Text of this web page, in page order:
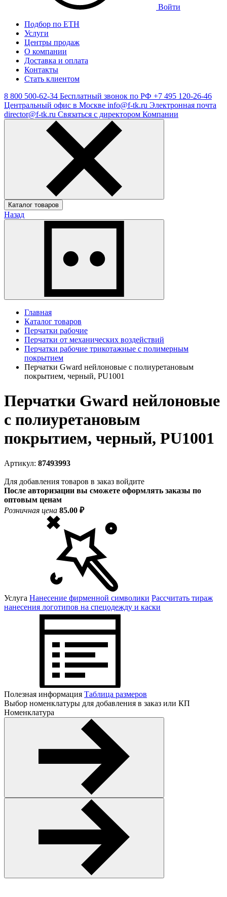
Войти
Подбор по ЕТН
Услуги
Центры продаж
О компании
Доставка и оплата
Контакты
Стать клиентом
8 800 500-62-34 Бесплатный звонок по РФ +7 495 120-26-46
Центральный офис в Москве info@f-tk.ru Электронная почта
director@f-tk.ru Связаться с директором Компании
Каталог товаров
Назад
Главная
Каталог товаров
Перчатки рабочие
Перчатки от механических воздействий
Перчатки рабочие трикотажные с полимерным
покрытием
Перчатки Gward нейлоновые с полиуретановым
покрытием, черный, PU1001
Перчатки Gward нейлоновые
с полиуретановым
покрытием, черный, PU1001
Артикул: 87493993
Для добавления товаров в заказ войдите
После авторизации вы сможете оформлять заказы по
оптовым ценам
Розничная цена 85.00 ₽
Услуга Нанесение фирменной символики Рассчитать тираж
нанесения логотипов на спецодежду и каски
Полезная информация Таблица размеров
Выбор номенклатуры для добавления в заказ или КП
Номенклатура